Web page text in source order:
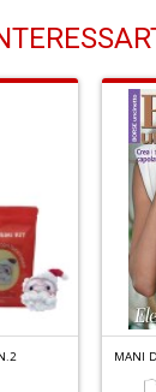
MANI